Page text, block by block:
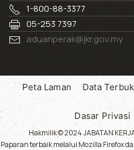
1-800-88-3377
05-253 7397
aduanperak@jkr.gov.my
Peta Laman Data
Dasar Privasi
Hakmilik © 2024 JABATAN
Paparan terbaik melalui Mozilla Firefox